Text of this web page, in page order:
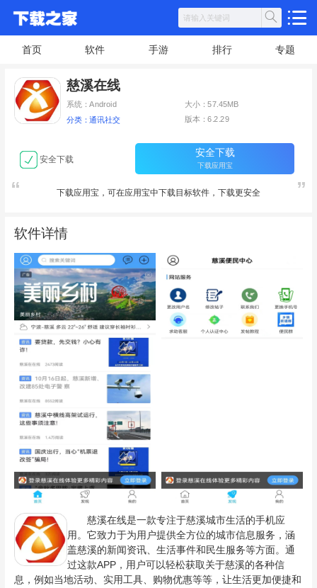
首页 软件 手游 排行 专题
慈溪在线
系统：Android 大小：57.45MB
分类：通讯社交 版本：6.2.29
安全下载
安全下载
下载应用宝
下载应用宝，可在应用宝中下载目标软件，下载更安全
软件详情
慈溪在线是一款专注于慈溪城市生活的手机应
用。它致力于为用户提供全方位的城市信息服务，涵
盖慈溪的新闻资讯、生活事件和民生服务等方面。通
过这款APP，用户可以轻松获取关于慈溪的各种信
息，例如当地活动、实用工具、购物优惠等等，让生活更加便捷和